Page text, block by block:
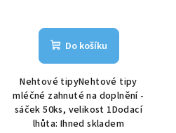
Do košíku
Nehtové tipyNehtové tipy
mléčné zahnuté na doplnění -
sáček 50ks, velikost 1Dodací
lhůta: Ihned skladem